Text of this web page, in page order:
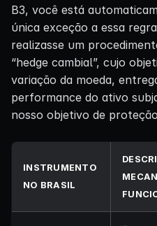
B3, você está
única exceção a essa
realizasse um
“hedge cambial”, cujo
variação da moeda,
performance do ativo
nosso objetivo de
INSTRUMENTO
NO BRASIL